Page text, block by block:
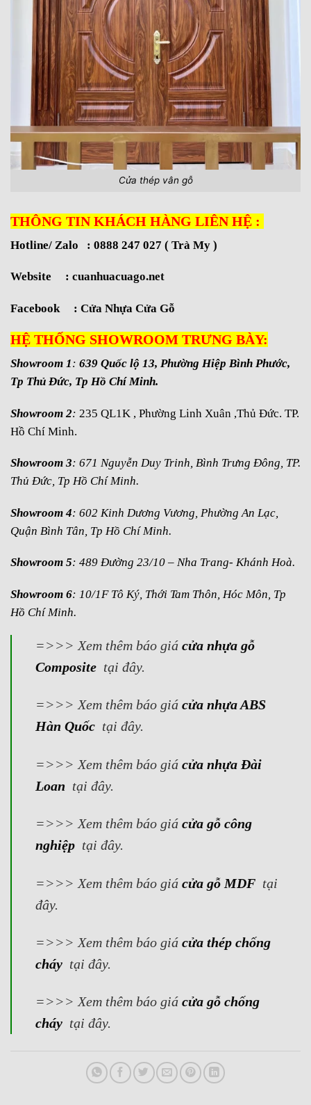
Cửa thép vân gỗ
THÔNG TIN KHÁCH HÀNG LIÊN HỆ :
Hotline/ Zalo : 0888 247 027 ( Trà My )
Website : cuanhuacuago.net
Facebook : Cửa Nhựa Cửa Gỗ
HỆ THỐNG SHOWROOM TRƯNG BÀY:
Showroom 1: 639 Quốc lộ 13, Phường Hiệp Bình Phước,
Tp Thủ Đức, Tp Hồ Chí Minh.
Showroom 2: 235 QL1K , Phường Linh Xuân ,Thủ Đức. TP.
Hồ Chí Minh.
Showroom 3: 671 Nguyễn Duy Trinh, Bình Trưng Đông, TP.
Thủ Đức, Tp Hồ Chí Minh.
Showroom 4: 602 Kinh Dương Vương, Phường An Lạc,
Quận Bình Tân, Tp Hồ Chí Minh.
Showroom 5: 489 Đường 23/10 – Nha Trang- Khánh Hoà.
Showroom 6: 10/1F Tô Ký, Thới Tam Thôn, Hóc Môn, Tp
Hồ Chí Minh.
=>>> Xem thêm báo giá cửa nhựa gỗ
Composite tại đây.
=>>> Xem thêm báo giá cửa nhựa ABS
Hàn Quốctại đây.
=>>> Xem thêm báo giá cửa nhựa Đài
Loan tại đây.
=>>> Xem thêm báo giá cửa gỗ công
nghiệptại đây.
=>>> Xem thêm báo giá cửa gỗ MDF tại
đây.
=>>> Xem thêm báo giá cửa thép chống
cháytại đây.
=>>> Xem thêm báo giá cửa gỗ chống
cháytại đây.